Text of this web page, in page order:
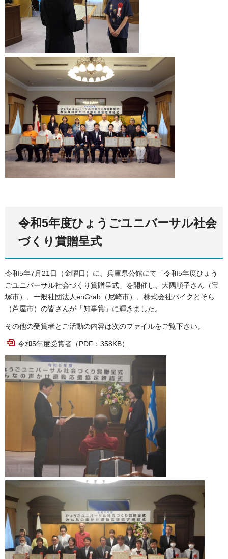
令和5年度ひょうごユニバーサル社会
づくり賞贈呈式
令和5年7月21日（金曜日）に、兵庫県公館にて「令和5年度ひょう
ごユニバーサル社会づくり賞贈呈式」を開催し、大隅順子さん（宝
塚市）、一般社団法人enGrab（尼崎市）、株式会社パイクとそら
（芦屋市）の皆さんが「知事賞」に輝きました。
その他の受賞者とご活動の内容は次のファイルをご覧下さい。
令和5年度受賞者（PDF：358KB）